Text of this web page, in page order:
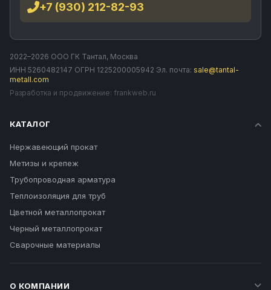
+7 (930) 212-82-93
2022–2026 ООО ГК Тантал, Москва
ИНН 5260482147 ОГРН 1225200005942 Эл. почта: sale@tantal-
metall.com
Разработка и продвижение: frankweb.ru
КАТАЛОГ
Нержавеющий прокат
Метизы и крепеж
Трубопроводная арматура
Теплоизоляция для труб
Цветной металлопрокат
Черный металлопрокат
Сварочные материалы
О КОМПАНИИ